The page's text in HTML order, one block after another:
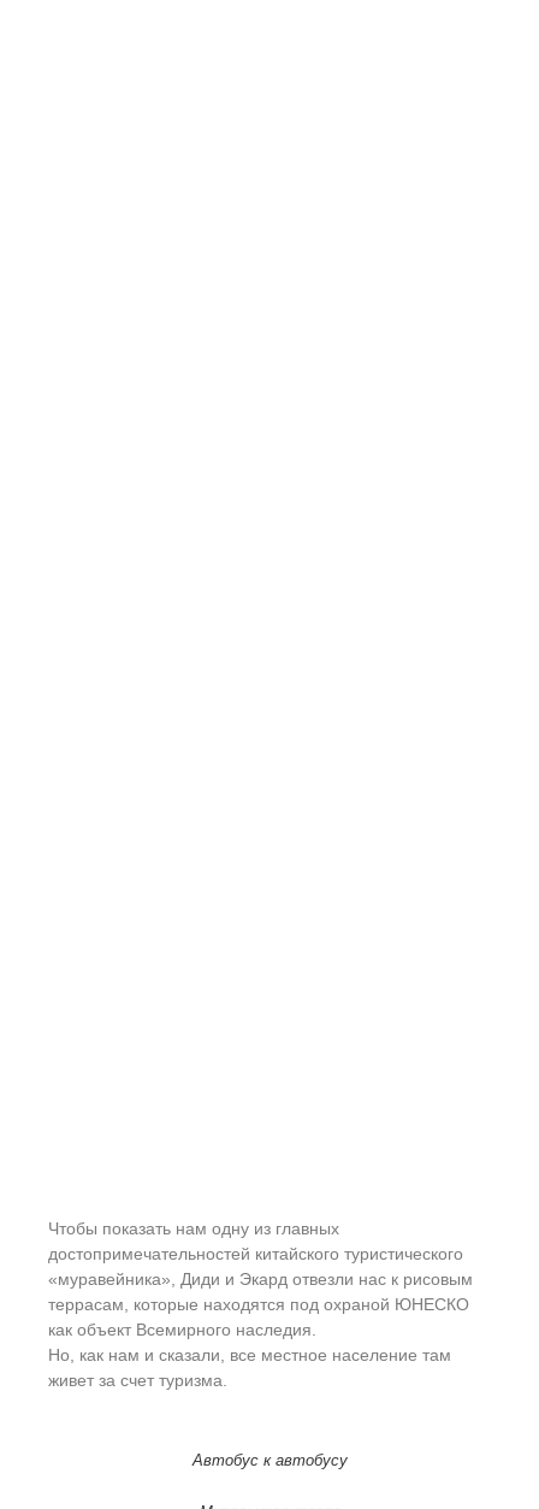
Чтобы показать нам одну из главных
достопримечательностей китайского туристического
«муравейника», Диди и Экард отвезли нас к рисовым
террасам, которые находятся под охраной ЮНЕСКО
как объект Всемирного наследия.
Но, как нам и сказали, все местное население там
живет за счет туризма.
Автобус к автобусу